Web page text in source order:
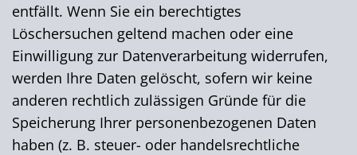
entfällt. Wenn Sie ein berechtigtes
Löschersuchen geltend machen oder eine
Einwilligung zur Datenverarbeitung widerrufen,
werden Ihre Daten gelöscht, sofern wir keine
anderen rechtlich zulässigen Gründe für die
Speicherung Ihrer personenbezogenen Daten
haben (z. B. steuer- oder handelsrechtliche